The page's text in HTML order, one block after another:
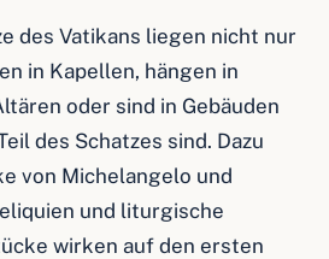
des Vatikans liegen nicht nur
in Kapellen, hängen in
oder sind in Gebäuden
des Schatzes sind. Dazu
von Michelangelo und
und liturgische
wirken auf den ersten